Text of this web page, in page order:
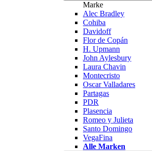
Marke
Alec Bradley
Cohiba
Davidoff
Flor de Copán
H. Upmann
John Aylesbury
Laura Chavin
Montecristo
Oscar Valladares
Partagas
PDR
Plasencia
Romeo y Julieta
Santo Domingo
VegaFina
Alle Marken